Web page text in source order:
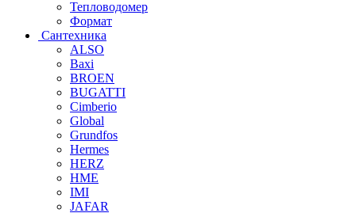
Тепловодомер
Формат
Сантехника
ALSO
Baxi
BROEN
BUGATTI
Cimberio
Global
Grundfos
Hermes
HERZ
HME
IMI
JAFAR